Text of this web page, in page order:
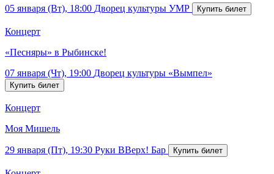
05 января (Вт), 18:00 Дворец культуры УМР
Концерт
«Песняры» в Рыбинске!
07 января (Чт), 19:00 Дворец культуры «Вымпел»
Концерт
Моя Мишель
29 января (Пт), 19:30 Руки ВВерх! Бар